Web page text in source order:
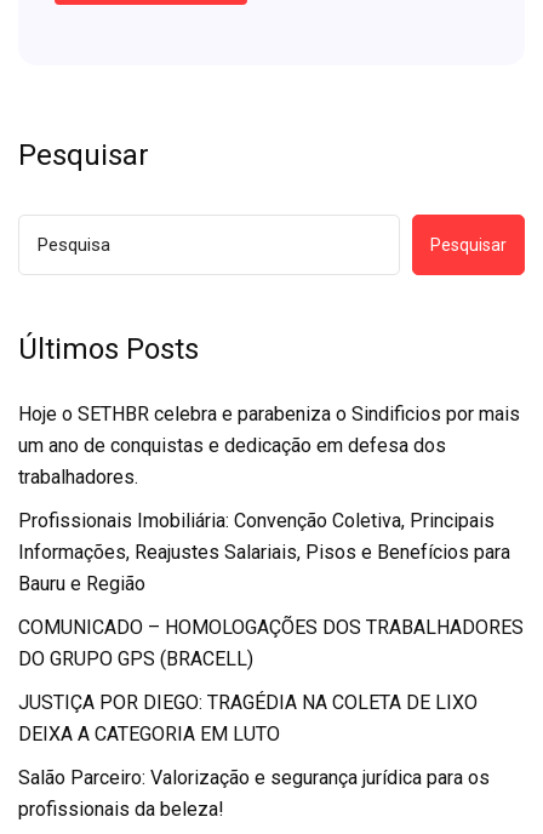
Pesquisar
Pesquisar
Últimos Posts
Hoje o SETHBR celebra e parabeniza o Sindificios por mais
um ano de conquistas e dedicação em defesa dos
trabalhadores.
Profissionais Imobiliária: Convenção Coletiva, Principais
Informações, Reajustes Salariais, Pisos e Benefícios para
Bauru e Região
COMUNICADO – HOMOLOGAÇÕES DOS TRABALHADORES
DO GRUPO GPS (BRACELL)
JUSTIÇA POR DIEGO: TRAGÉDIA NA COLETA DE LIXO
DEIXA A CATEGORIA EM LUTO
Salão Parceiro: Valorização e segurança jurídica para os
profissionais da beleza!